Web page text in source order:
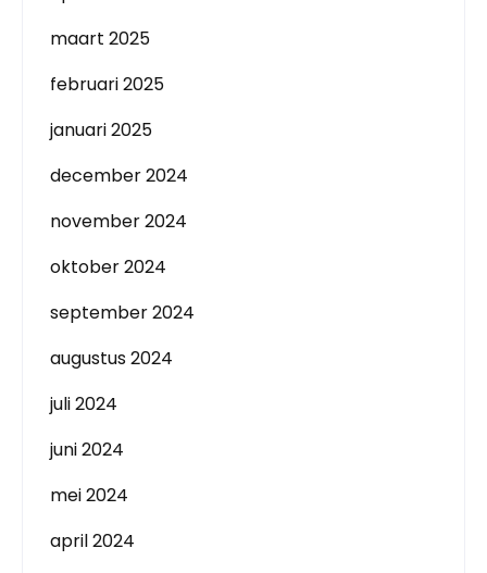
maart 2025
februari 2025
januari 2025
december 2024
november 2024
oktober 2024
september 2024
augustus 2024
juli 2024
juni 2024
mei 2024
april 2024